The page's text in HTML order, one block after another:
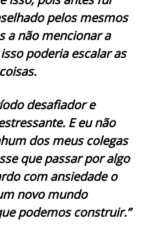
pelos mesmos
a não mencionar a
poderia escalar as
coisas.
desafiador e
E eu não
dos meus colegas
que passar por algo
com ansiedade o
novo mundo
podemos construir.”